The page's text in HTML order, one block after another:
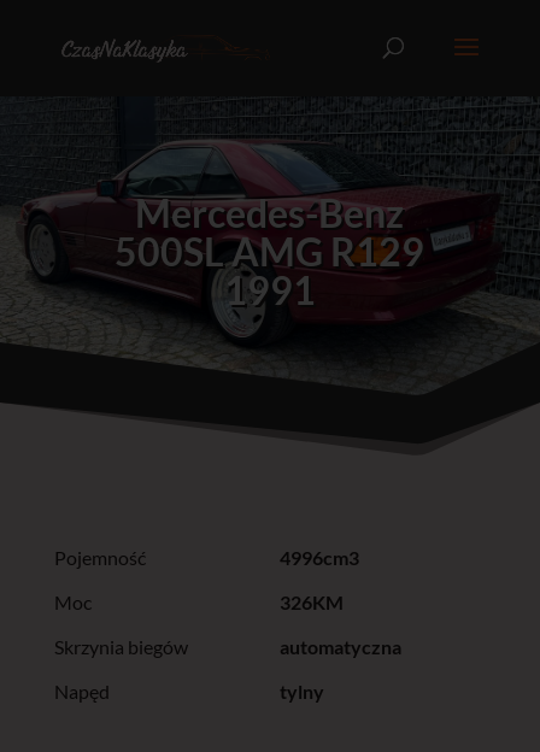
Mercedes-Benz
500SL AMG R129
1991
Pojemność
4996cm3
Moc
326KM
Skrzynia biegów
automatyczna
Napęd
tylny